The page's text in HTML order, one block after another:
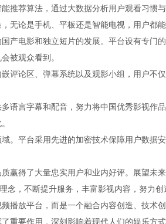
推荐算法，通过大数据分析用户观看习惯
无论是手机、平板还是智能电视，用户都能
产电影和独立短片的发展。平台设有专门
被观众看到。
评论区、弹幕系统以及观影小组，用户不
语言字幕和配音，努力将中国优秀影视作
。平台采用先进的加密技术保障用户数据
赢得了大量忠实用户和业内好评。展望未
念，不断提升服务，丰富影视内容，努力创
播放平台，而是一个融合内容创造、技术
重要作用，深刻影响着现代人们的娱乐方式